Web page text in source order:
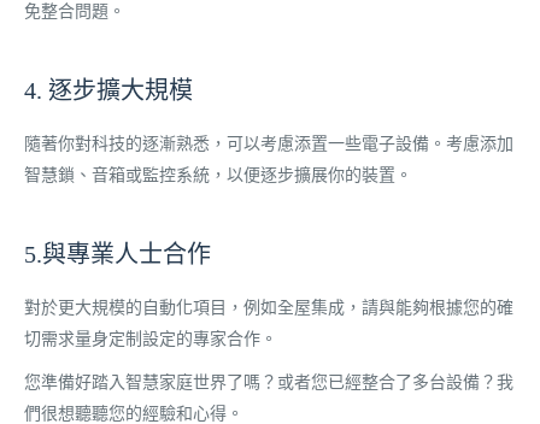
免整合問題。
4. 逐步擴大規模
隨著你對科技的逐漸熟悉，可以考慮添置一些電子設備。考慮添加
智慧鎖、音箱或監控系統，以便逐步擴展你的裝置。
5.與專業人士合作
對於更大規模的自動化項目，例如全屋集成，請與能夠根據您的確
切需求量身定制設定的專家合作。
您準備好踏入智慧家庭世界了嗎？或者您已經整合了多台設備？我
們很想聽聽您的經驗和心得。